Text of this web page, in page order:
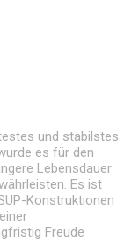
und stabilstes
es für den
Lebensdauer
Es ist
Konstruktionen
Freude